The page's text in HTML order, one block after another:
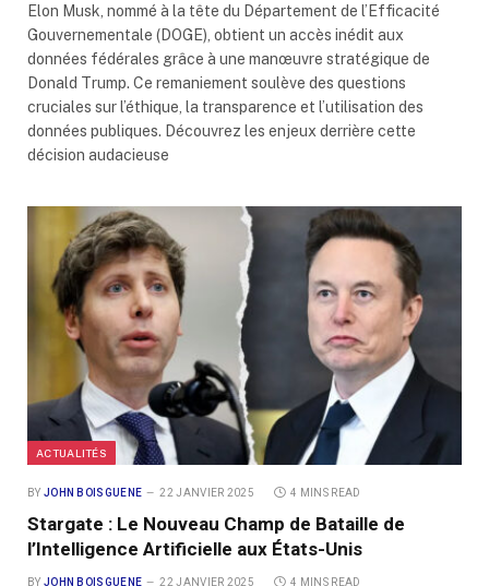
Elon Musk, nommé à la tête du Département de l’Efficacité
Gouvernementale (DOGE), obtient un accès inédit aux
données fédérales grâce à une manœuvre stratégique de
Donald Trump. Ce remaniement soulève des questions
cruciales sur l’éthique, la transparence et l’utilisation des
données publiques. Découvrez les enjeux derrière cette
décision audacieuse
ACTUALITÉS
BY JOHN BOISGUENE 22 JANVIER 2025 4 MINS READ
Stargate : Le Nouveau Champ de Bataille de
l’Intelligence Artificielle aux États-Unis
BY JOHN BOISGUENE 22 JANVIER 2025 4 MINS READ